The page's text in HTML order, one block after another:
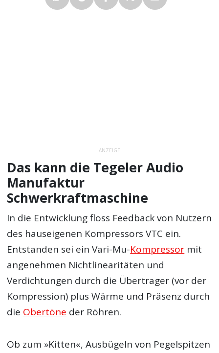
ANZEIGE
Das kann die Tegeler Audio
Manufaktur
Schwerkraftmaschine
In die Entwicklung floss Feedback von Nutzern
des hauseigenen Kompressors VTC ein.
Entstanden sei ein Vari-Mu-Kompressor mit
angenehmen Nichtlinearitäten und
Verdichtungen durch die Übertrager (vor der
Kompression) plus Wärme und Präsenz durch
die Obertöne der Röhren.
Ob zum »Kitten«, Ausbügeln von Pegelspitzen